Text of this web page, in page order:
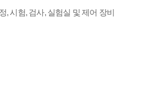
, 시험, 검사, 실험실 및 제어 장비